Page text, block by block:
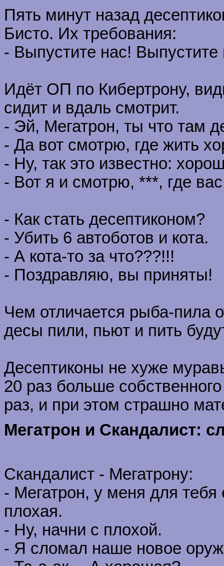
Пять минут назад
Бисто. Их требования:
- Выпустите нас! Выпустите
Идёт ОП по Кибертрону,
сидит и вдаль смотрит.
- Эй, Мегатрон, ты что там
- Да вот смотрю, где жить
- Ну, так это известно:
- Вот я и смотрю, ***, где
- Как стать десептиконом?
- Убить 6 автоботов и кота.
- А кота-то за что???!!!
- Поздравляю, вы приняты!
Чем отличается рыба-пила
десы пили, пьют и пить
Десептиконы не хуже
20 раз больше
раз, и при этом страшно
Мегатрон и Скандалист:
Скандалист - Мегатрону:
- Мегатрон, у меня для
плохая.
- Ну, начни с плохой.
- Я сломал наше новое